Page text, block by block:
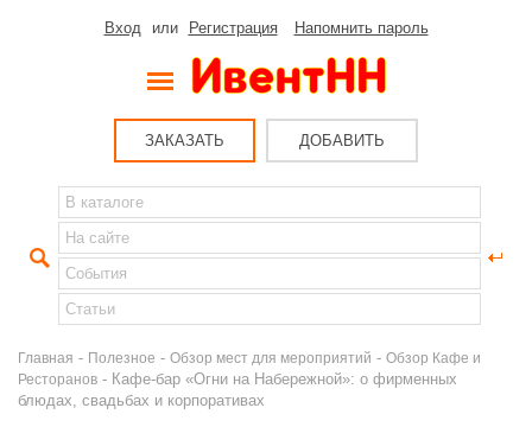
Вход или Регистрация Напомнить пароль
ЗАКАЗАТЬ ДОБАВИТЬ
Главная - Полезное - Обзор мест для мероприятий - Обзор Кафе и
Ресторанов - Кафе-бар «Огни на Набережной»: о фирменных
блюдах, свадьбах и корпоративах